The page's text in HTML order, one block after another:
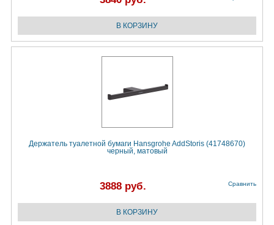
Держатель туалетной бумаги Hansgrohe AddStoris (41748670)
черный, матовый
3888 руб. Сравнить